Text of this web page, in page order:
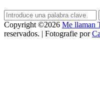
Buscar:
Copyright ©2026 Me llaman
reservados. | Fotografie por